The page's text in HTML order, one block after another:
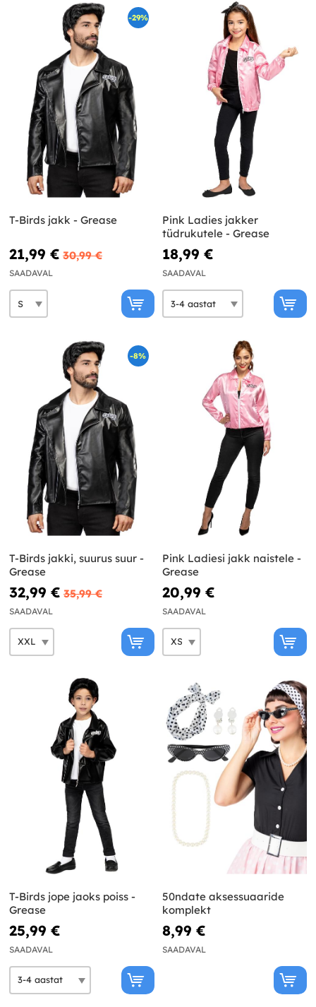
-29%
T-Birds jakk - Grease
21,99 € 30,99 €
SAADAVAL
Pink Ladies jakker
tüdrukutele - Grease
18,99 €
SAADAVAL
-8%
T-Birds jakki, suurus suur -
Grease
32,99 € 35,99 €
SAADAVAL
Pink Ladiesi jakk naistele -
Grease
20,99 €
SAADAVAL
T-Birds jope jaoks poiss -
Grease
25,99 €
SAADAVAL
50ndate aksessuaaride
komplekt
8,99 €
SAADAVAL